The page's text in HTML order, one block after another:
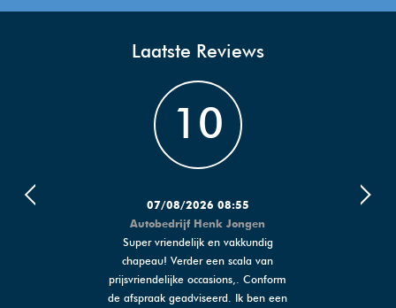
Laatste Reviews
10
07/08/2026 08:55
Autobedrijf Henk Jongen
Super vriendelijk en vakkundig
chapeau! Verder een scala van
prijsvriendelijke occasions,. Conform
de afspraak geadviseerd. Ik ben een